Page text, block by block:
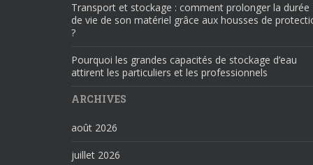
Transport et stockage : comment prolonger la durée
de vie de son matériel grâce aux housses de
?
Pourquoi les grandes capacités de stockage d’eau
attirent les particuliers et les professionnels
ARCHIVES
août 2026
juillet 2026